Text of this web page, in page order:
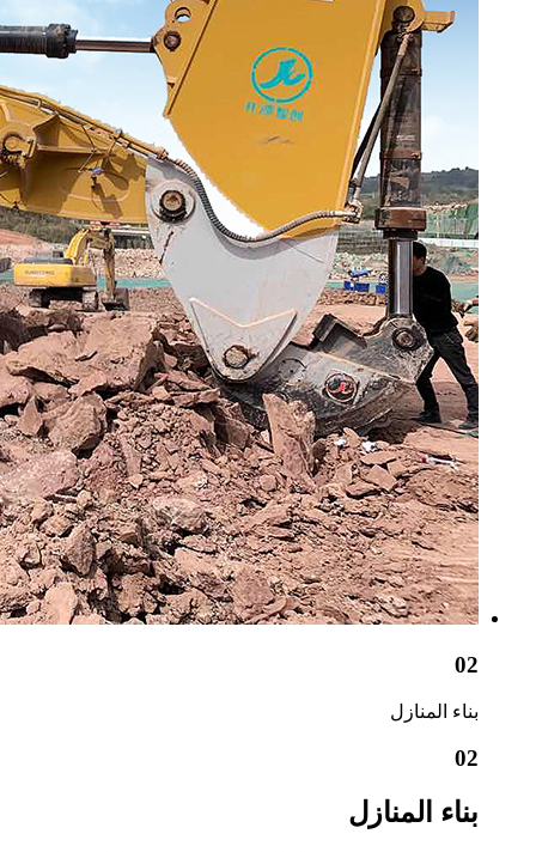
02
بناء المنازل
02
بناء المنازل